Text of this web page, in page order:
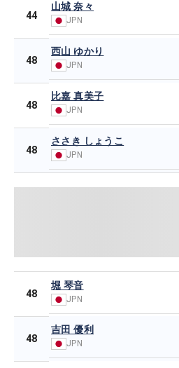
44
山城 奈々
JPN
48
西山 ゆかり
JPN
48
比嘉 真美子
JPN
48
ささき しょうこ
JPN
48
堀 琴音
JPN
48
吉田 優利
JPN